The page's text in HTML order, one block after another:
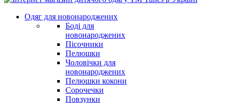
Одяг для новонароджених
Боді для
новонароджених
Пісочники
Пелюшки
Чоловічки для
новонароджених
Пелюшки кокони
Сорочечки
Повзунки